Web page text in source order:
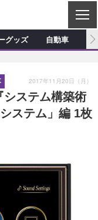
C
L
S
E
ショップ訪問記
デモカー製作記
タマイズ新製品情報
グッズ新製品情報
グッズ 自動車
ステム構築術
ステム」編 1枚
2017年11月20日（月）